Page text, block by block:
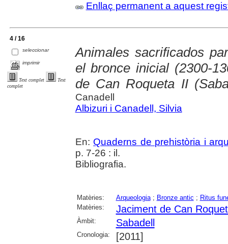
Enllaç permanent a aquest
4 / 16
seleccionar
imprimir
Text complet
Text
complet
Animales sacrificados
el bronce inicial (2300-
de Can Roqueta II
Canadell
Albizuri i Canadell, Silvia
En: Quaderns de prehistòria i
p. 7-26 : il.
Bibliografia.
Matèries: Arqueologia; Bronze antic ; Ritus
Matèries:
Jaciment de Can
Àmbit: Sabadell
Cronologia: [2011]